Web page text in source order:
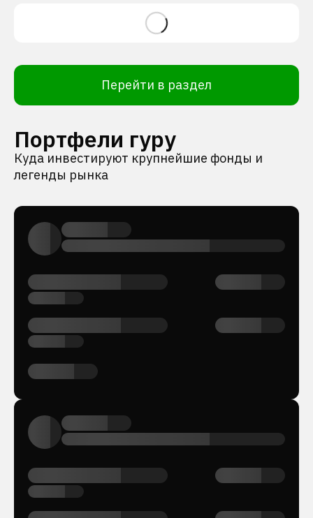
Перейти в раздел
Портфели гуру
Куда инвестируют крупнейшие фонды и
легенды рынка